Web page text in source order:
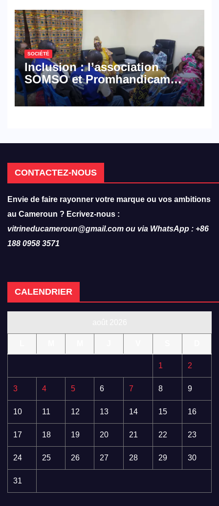
SOCIÉTÉ
Inclusion : l’association
SOMSO et Promhandicam
militent en faveur d’une
réforme des formations en
CONTACTEZ-NOUS
Envie de faire rayonner votre marque ou vos ambitions
au Cameroun ? Ecrivez-nous :
vitrineducameroun@gmail.com ou via WhatsApp : +86
188 0958 3571
CALENDRIER
1 2
3 4 5 6 7 8 9
10 11 12 13 14 15 16
17 18 19 20 21 22 23
24 25 26 27 28 29 30
31